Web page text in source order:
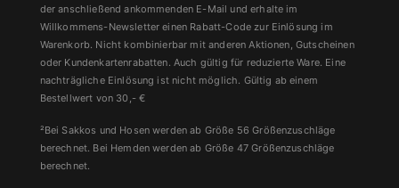
der anschließend ankommenden E-Mail und erhalte im
Willkommens-Newsletter einen Rabatt-Code zur Einlösung im
Warenkorb. Nicht kombinierbar mit anderen Aktionen, Gutscheinen
oder Kundenkartenrabatten. Auch gültig für reduzierte Ware. Eine
nachträgliche Einlösung ist nicht möglich. Gültig ab einem
Bestellwert von 30,- €
²Bei Sakkos und Hosen werden ab Größe 56 Größenzuschläge
berechnet. Bei Hemden werden ab Größe 47 Größenzuschläge
berechnet.